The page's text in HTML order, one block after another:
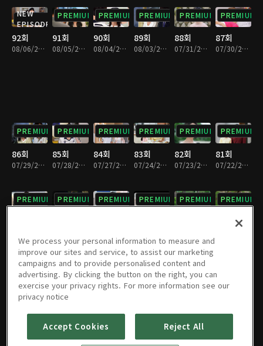
NEW
EPISODE
92회
08/06/2026 • 29분
PREMIUM
91회
08/05/2026 • 29분
PREMIUM
90회
08/04/2026 • 29분
PREMIUM
89회
08/03/2026 • 29분
PREMIUM
88회
07/31/2026 • 29분
PREMIUM
87회
07/30/2026 • 29분
PREMIUM
86회
07/29/2026 • 29분
PREMIUM
85회
07/28/2026 • 28분
PREMIUM
84회
07/27/2026 • 29분
PREMIUM
83회
07/24/2026 • 29분
PREMIUM
82회
07/23/2026 • 29분
PREMIUM
81회
07/22/2026 • 29분
PREMIUM PREMIUM PREMIUM PREMIUM PREMIUM PREMIUM
PREMIUM
74회
07/13/2026 • 29분
PREMIUM
73회
PREMIUM
72회
PREMIUM
71회
PREMIUM
70회 69회
PREMIUM PREMIUM
We process your personal information to measure and
improve our sites and service, to assist our marketing
campaigns and to provide personalised content and
advertising. By clicking the button on the right, you can
exercise your privacy rights. For more information see our
privacy notice
Accept Cookies Reject All